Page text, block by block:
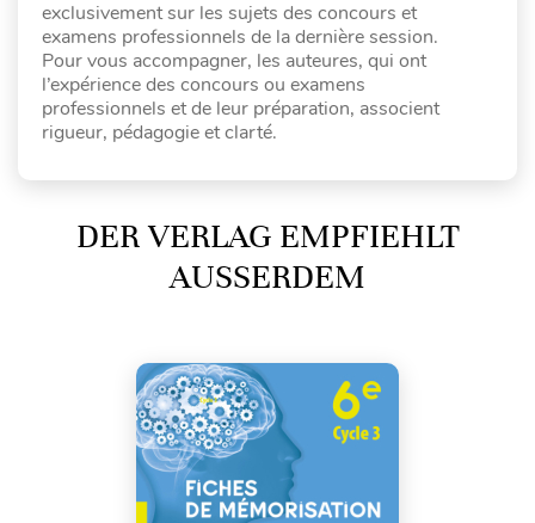
exclusivement sur les sujets des concours et
examens professionnels de la dernière session.
Pour vous accompagner, les auteures, qui ont
l’expérience des concours ou examens
professionnels et de leur préparation, associent
rigueur, pédagogie et clarté.
DER VERLAG EMPFIEHLT
AUSSERDEM